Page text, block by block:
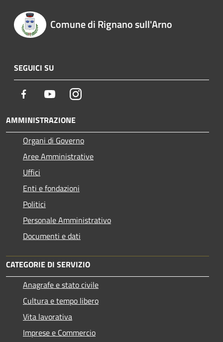
Comune di Rignano sull'Arno
SEGUICI SU
Facebook YoutubeInstagram
AMMINISTRAZIONE
Organi di Governo
Aree Amministrative
Uffici
Enti e fondazioni
Politici
Personale Amministrativo
Documenti e dati
CATEGORIE DI SERVIZIO
Anagrafe e stato civile
Cultura e tempo libero
Vita lavorativa
Imprese e Commercio